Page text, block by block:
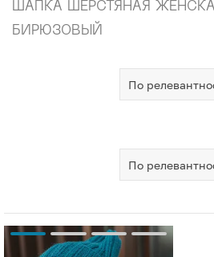
ШАПКА ШЕРСТЯНАЯ
БИРЮЗОВЫЙ